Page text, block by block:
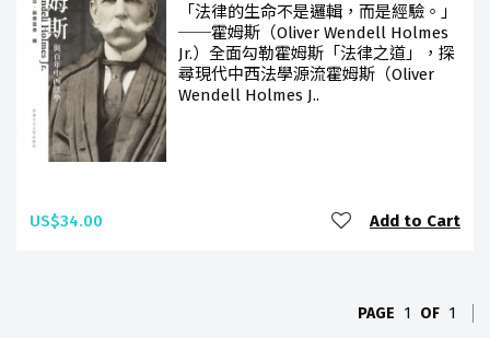
「法律的生命不是邏輯，而是經驗。」
──霍姆斯（Oliver Wendell Holmes
Jr.）全面勾勒霍姆斯「法律之道」，探
尋現代中西法學源流霍姆斯（Oliver
Wendell Holmes J..
US$34.00 Add to Cart
PAGE 1 OF 1